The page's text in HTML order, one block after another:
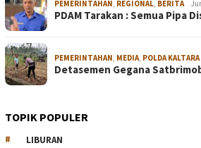
PEMERINTAHAN, REGIONAL, BERITA
PDAM Tarakan : Semua Pipa
PEMERINTAHAN, MEDIA, POLDA KALTARA
Detasemen Gegana
TOPIK POPULER
LIBURAN